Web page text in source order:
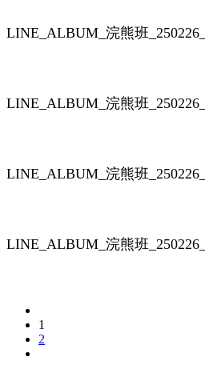
LINE_ALBUM_浣熊班
LINE_ALBUM_浣熊班
LINE_ALBUM_浣熊班
LINE_ALBUM_浣熊班
1
2